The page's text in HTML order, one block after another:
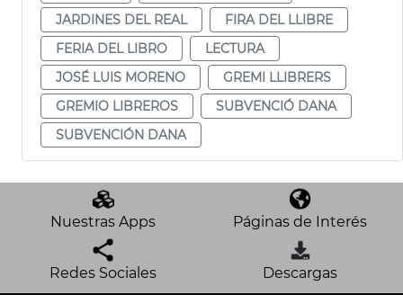
JARDINES DEL REAL
FIRA DEL LLIBRE
FERIA DEL LIBRO
LECTURA
JOSÉ LUIS MORENO
GREMI LLIBRERS
GREMIO LIBREROS
SUBVENCIÓ DANA
SUBVENCIÓN DANA
Nuestras Apps Páginas de Interés
Redes Sociales Descargas